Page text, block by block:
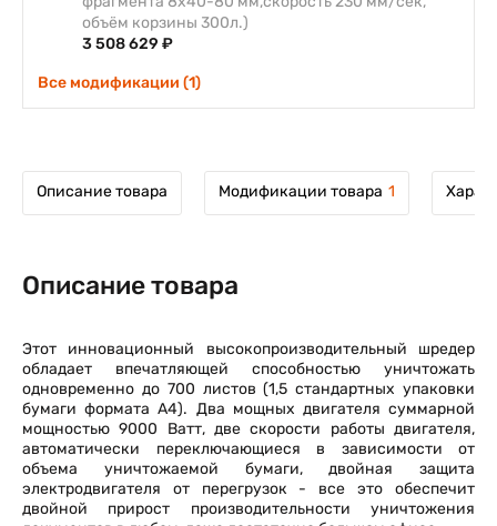
объём корзины 300л.)
3 508 629 ₽
Все модификации (1)
Описание товара Модификации товара 1
Описание товара
Этот инновационный высокопроизводительный шредер
обладает впечатляющей способностью уничтожать
одновременно до 700 листов (1,5 стандартных упаковки
бумаги формата А4). Два мощных двигателя суммарной
мощностью 9000 Ватт, две скорости работы двигателя,
автоматически переключающиеся в зависимости от
объема уничтожаемой бумаги, двойная защита
электродвигателя от перегрузок - все это обеспечит
двойной прирост производительности уничтожения